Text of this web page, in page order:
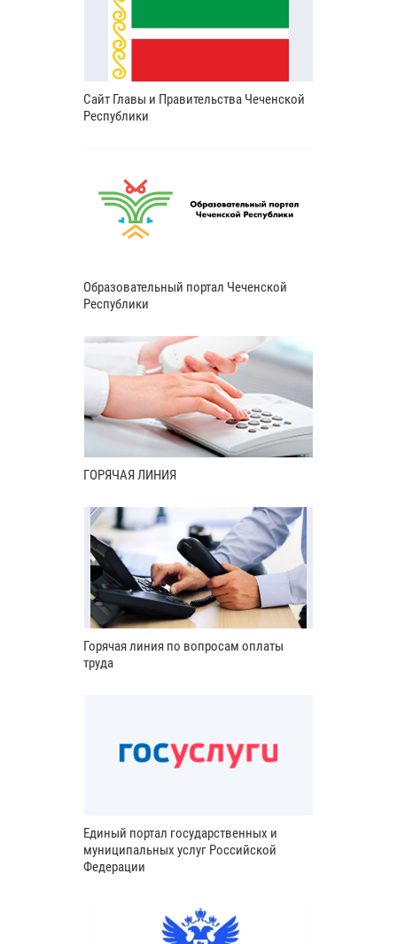
Сайт Главы и Правительства Чеченской
Республики
Образовательный портал Чеченской
Республики
ГОРЯЧАЯ ЛИНИЯ
Горячая линия по вопросам оплаты
труда
Единый портал государственных и
муниципальных услуг Российской
Федерации